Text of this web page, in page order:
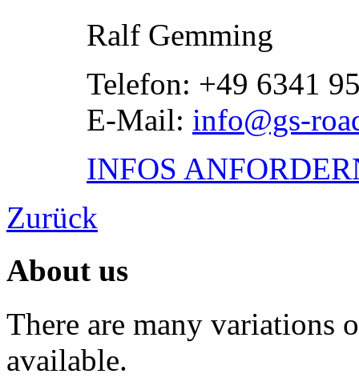
Ralf Gemming
Telefon: +49 6341
E-Mail: info@gs-
INFOS
Zurück
About us
There are many variations
available.